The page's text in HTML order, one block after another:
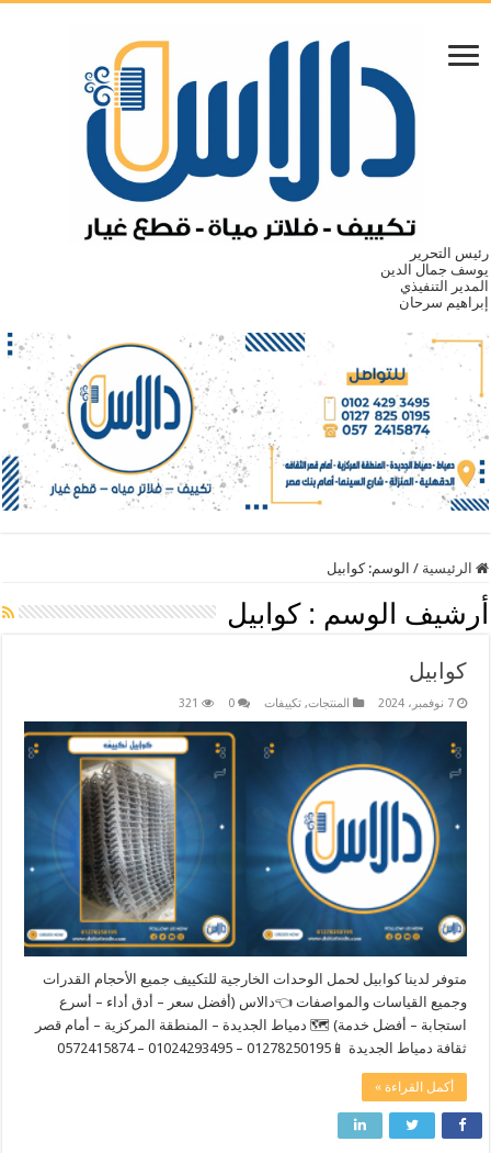
رئيس التحرير
يوسف جمال الدين
المدير التنفيذي
إبراهيم سرحان
الرئيسية / الوسم:كوابيل
أرشيف الوسم :كوابيل
كوابيل
7 نوفمبر، 2024 المنتجات, تكييفات 0
321
متوفر لدينا كوابيل لحمل الوحدات الخارجية للتكييف جميع الأحجام القدرات
وجميع القياسات والمواصفات 👈دالاس (أفضل سعر – أدق أداء – أسرع
استجابة – أفضل خدمة) 🗺️ دمياط الجديدة – المنطقة المركزية – أمام قصر
ثقافة دمياط الجديدة 📱01278250195 – 01024293495 – 0572415874
أكمل القراءة »